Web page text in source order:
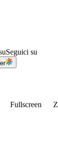
Seguici su
Fullscreen